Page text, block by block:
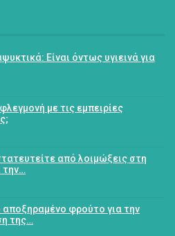
Είναι όντως υγιεινά για
με τις εμπειρίες
από λοιμώξεις στη
την…
φρούτο για την
της…